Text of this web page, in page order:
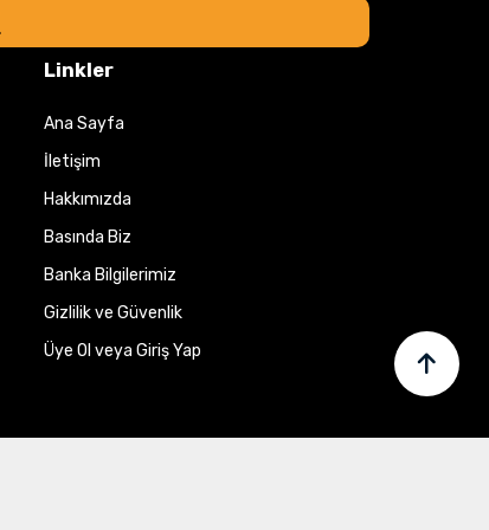
Linkler
Ana Sayfa
İletişim
Hakkımızda
Basında Biz
Banka Bilgilerimiz
Gizlilik ve Güvenlik
Üye Ol veya Giriş Yap